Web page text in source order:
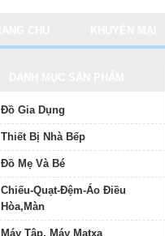
Đồ Gia Dụng
Thiết Bị Nhà Bếp
Đồ Mẹ Và Bé
Chiếu-Quạt-Đệm-Áo Điều
Hòa,Màn
Máy Tập, Máy Matxa